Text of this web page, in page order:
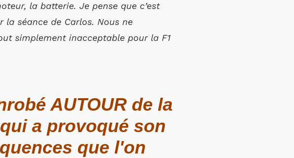
la batterie. Je pense que c’est
la séance de Carlos. Nous ne
simplement inacceptable pour la F1
AUTOUR de la
a provoqué son
que l'on